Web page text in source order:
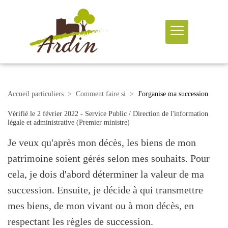
Accueil particuliers > Comment faire si > J'organise ma succession
Vérifié le 2 février 2022 - Service Public / Direction de l'information
légale et administrative (Premier ministre)
Je veux qu'après mon décès, les biens de mon
patrimoine soient gérés selon mes souhaits. Pour
cela, je dois d'abord déterminer la valeur de ma
succession. Ensuite, je décide à qui transmettre
mes biens, de mon vivant ou à mon décès, en
respectant les règles de succession.